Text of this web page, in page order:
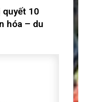
quyết 10
hóa – du